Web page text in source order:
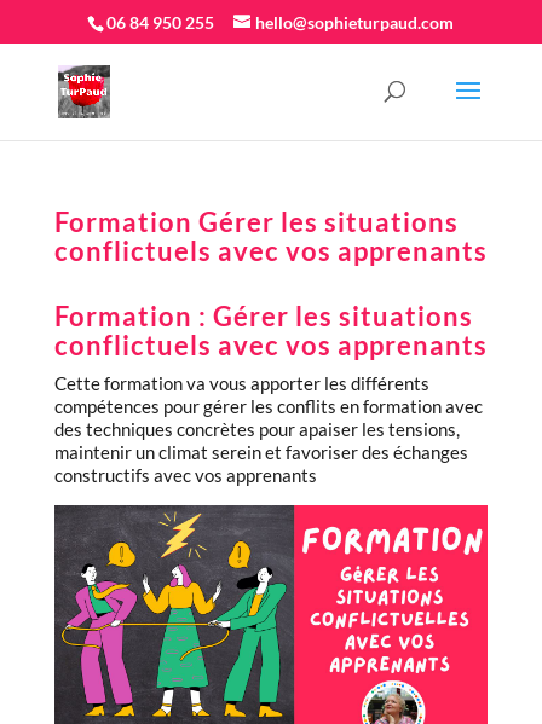
06 84 950 255 hello@sophieturpaud.com
Formation Gérer les situations
conflictuels avec vos apprenants
Formation : Gérer les situations
conflictuels avec vos apprenants
Cette formation va vous apporter les différents
compétences pour gérer les conflits en formation avec
des techniques concrètes pour apaiser les tensions,
maintenir un climat serein et favoriser des échanges
constructifs avec vos apprenants